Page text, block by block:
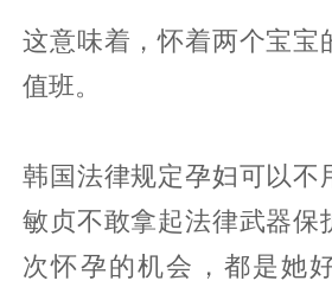
这意味着，怀着两个宝宝
值班。
韩国法律规定孕妇可以不
敏贞不敢拿起法律武器保
次怀孕的机会，都是她